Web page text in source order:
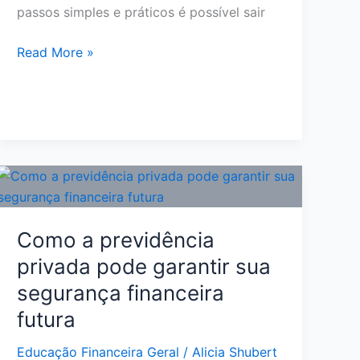
passos simples e práticos é possível sair
Como
Zero:
Passo
Passo
para
Sair
do
Caos
Read More »
Como a previdência
privada pode garantir sua
segurança financeira
futura
Educação Financeira Geral /Alicia Shubert